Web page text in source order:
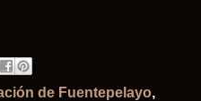
de Fuentepelayo,